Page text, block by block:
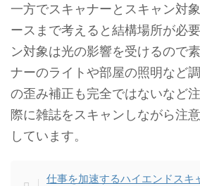
一方でスキャナーとスキャン対
ースまで考えると結構場所が必
ン対象は光の影響を受けるので
ナーのライトや部屋の照明など
の歪み補正も完全ではないなど
際に雑誌をスキャンしながら注
しています。
仕事を加速するハイエンドスキ